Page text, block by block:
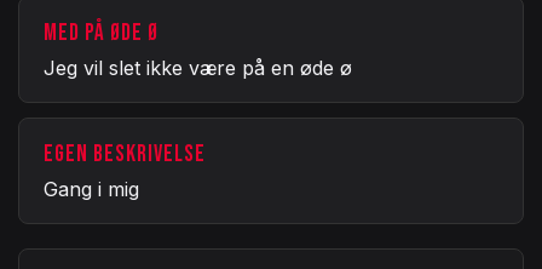
MED PÅ ØDE Ø
Jeg vil slet ikke være på en øde ø
EGEN BESKRIVELSE
Gang i mig